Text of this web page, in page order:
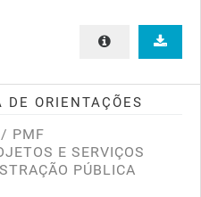
ORIENTAÇÕES
/ PMF
E SERVIÇOS
PÚBLICA